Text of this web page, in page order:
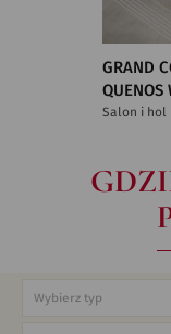
GRAND
Salon i hol